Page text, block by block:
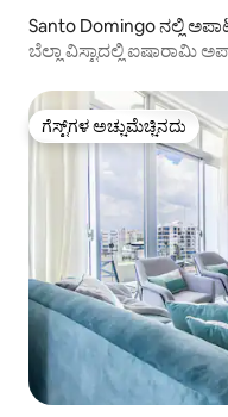
Santo Domingo ನಲ್ಲಿ
ಬೆಲ್ಲಾ ವಿಸ್ಟಾದಲ್ಲಿ ಐಷಾರಾಮಿ
ಗೆಸ್ಟ್‌ಗಳ ಅಚ್ಚುಮೆಚ್ಚಿನದು
ಗೆಸ್ಟ್‌ಗಳ ಅಚ್ಚುಮೆಚ್ಚಿನದು